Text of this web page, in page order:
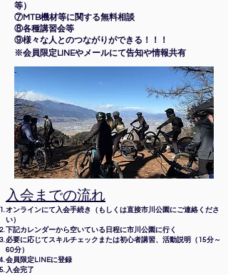
等）
⑦MTB機材等に関する無料相談
⑧各種講習会等
⑨様々な人とのつながりができる！！！
※会員限定LINEやメールにて告知や情報共有
入会までの流れ
オンラインにて入会手続き（もしくは直接市川公園にご連絡くださ
い）
下記カレンダーから空いている日程に市川公園に行く
必要に応じてスキルチェックまたは初心者講習、活動説明（15分～
60分）
​会員限定LINEに登録
入会完了